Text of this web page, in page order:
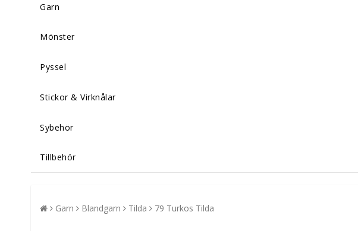
Garn
Mönster
Pyssel
Stickor & Virknålar
Sybehör
Tillbehör
Garn Blandgarn Tilda 79 Turkos Tilda